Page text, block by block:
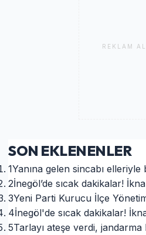
REKLAM
SON EKLENENLER
1Yanına gelen sincabı elleriyle
2İnegöl’de sıcak dakikalar!
3Yeni Parti Kurucu İlçe
4İnegöl'de sıcak dakikalar!
5Tarlayı ateşe verdi, jandarma